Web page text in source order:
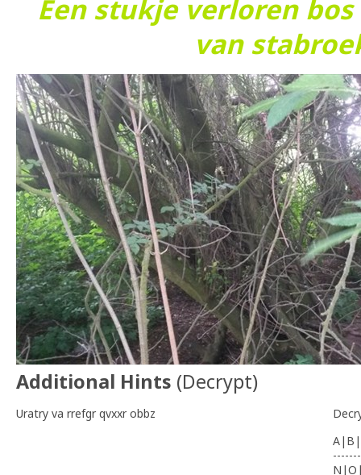
Een stukje verloren
van
Additional Hints (Decrypt)
Uratry va rrefgr qvxxr obbz